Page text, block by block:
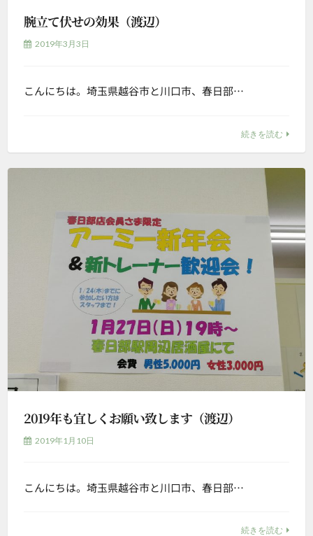
腕立て伏せの効果（渡辺）
2019年3月3日
こんにちは。埼玉県越谷市と川口市、春日部…
続きを読む
2019年も宜しくお願い致します（渡辺）
2019年1月10日
こんにちは。埼玉県越谷市と川口市、春日部…
続きを読む